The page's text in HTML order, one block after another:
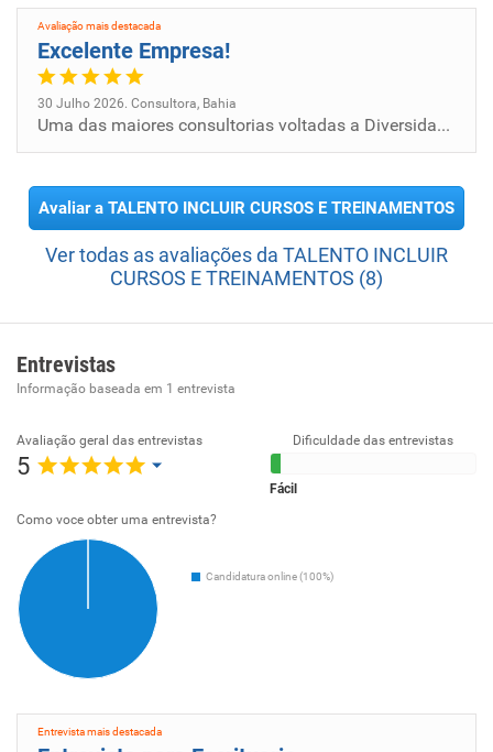
Avaliação mais destacada
Excelente Empresa!
30 Julho 2026. Consultora, Bahia
Uma das maiores consultorias voltadas a Diversidade, Equidade e Inclusão. Sou muito grata de ter conseguido essa oportun...
Avaliar a TALENTO INCLUIR CURSOS E TREINAMENTOS
Ver todas as avaliações da TALENTO INCLUIR
CURSOS E TREINAMENTOS (8)
Entrevistas
Informação baseada em 1 entrevista
Avaliação geral das entrevistas
5
Dificuldade das entrevistas
Fácil
Como voce obter uma entrevista?
Candidatura online (100%)
Entrevista mais destacada